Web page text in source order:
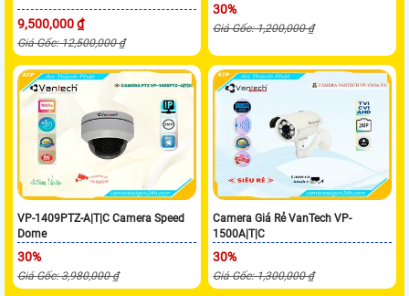
9,500,000 ₫
Giá Gốc: 12,500,000 ₫
30%
Giá Gốc: 1,200,000 ₫
VP-1409PTZ-A|T|C Camera Speed
Dome
30%
Giá Gốc: 3,980,000 ₫
Camera Giá Rẻ VanTech VP-
1500A|T|C
30%
Giá Gốc: 1,300,000 ₫